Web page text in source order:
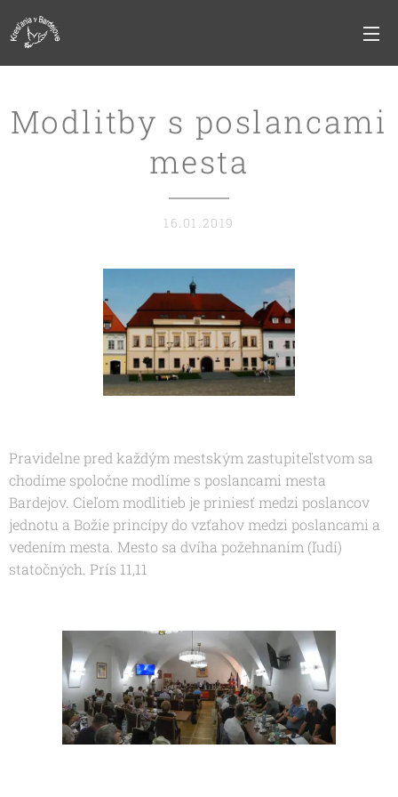
Modlitby s poslancami
mesta
16.01.2019
Pravidelne pred každým mestským zastupiteľstvom sa
chodíme spoločne modlíme s poslancami mesta
Bardejov. Cieľom modlitieb je priniesť medzi poslancov
jednotu a Božie princípy do vzťahov medzi poslancami a
vedením mesta. Mesto sa dvíha požehnaním (ľudí)
statočných. Prís 11,11